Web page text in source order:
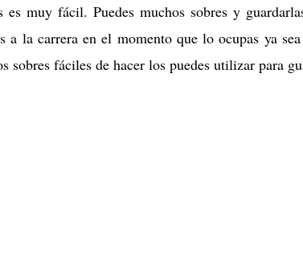
es muy fácil. Puedes muchos sobres y
a la carrera en el momento que lo ocupas ya
sobres fáciles de hacer los puedes utilizar para